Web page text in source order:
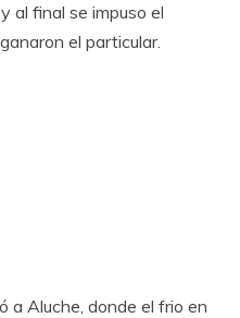
al final se impuso el
el particular.
a Aluche, donde el frio en